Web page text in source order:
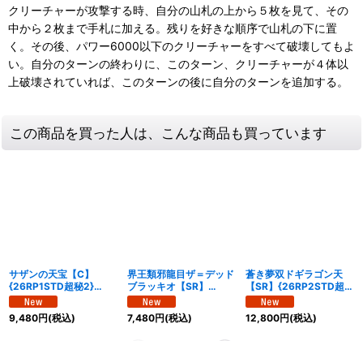
クリーチャーが攻撃する時、自分の山札の上から５枚を見て、その
中から２枚まで手札に加える。残りを好きな順序で山札の下に置
く。その後、パワー6000以下のクリーチャーをすべて破壊してもよ
い。自分のターンの終わりに、このターン、クリーチャーが４体以
上破壊されていれば、このターンの後に自分のターンを追加する。
この商品を買った人は、こんな商品も買っています
サザンの天宝【C】
{26RP1STD超秘2}
《光》
9,480円(税込)
界王類邪龍目ザ＝デッド
ブラッキオ【SR】
{26RP2STD超秘7}《自
然》
7,480円(税込)
蒼き夢双ドギラゴン天
【SR】{26RP2STD超秘
6}《多》
12,800円(税込)